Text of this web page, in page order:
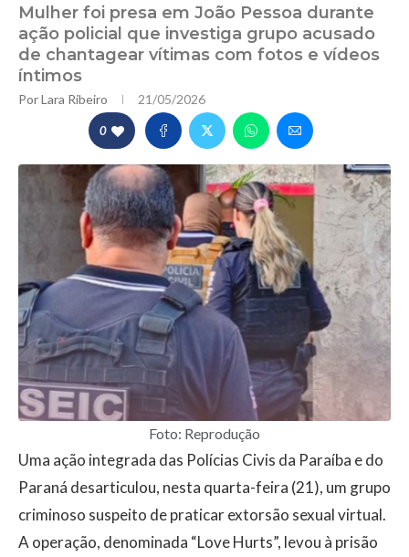
Mulher foi presa em João Pessoa durante
ação policial que investiga grupo acusado
de chantagear vítimas com fotos e vídeos
íntimos
PorLara Ribeiro 21/05/2026
0
Foto: Reprodução
Uma ação integrada das Polícias Civis da Paraíba e do
Paraná desarticulou, nesta quarta-feira (21), um grupo
criminoso suspeito de praticar extorsão sexual virtual.
A operação, denominada “Love Hurts”, levou à prisão